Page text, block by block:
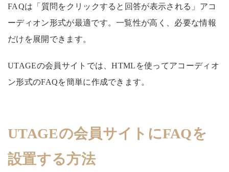
FAQは「質問をクリックすると回答が表示される」アコ
ーディオン形式が最適です。一覧性が高く、必要な情報
だけを展開できます。
UTAGEの会員サイトでは、HTMLを使ってアコーディオ
ン形式のFAQを簡単に作成できます。
UTAGEの会員サイトにFAQを
設置する方法